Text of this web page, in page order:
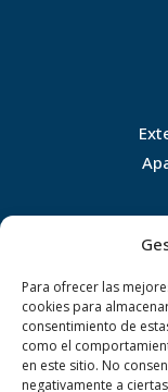
Para ofrecer las
cookies para
consentimiento de
como el
en este sitio. No
negativamente a